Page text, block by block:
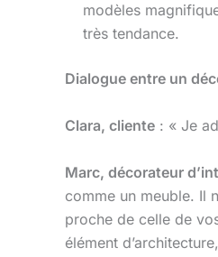
modèles
très tendance.
Dialogue entre un
Clara, cliente : « Je
Marc, décorateur
comme un meuble. Il
proche de celle de
élément